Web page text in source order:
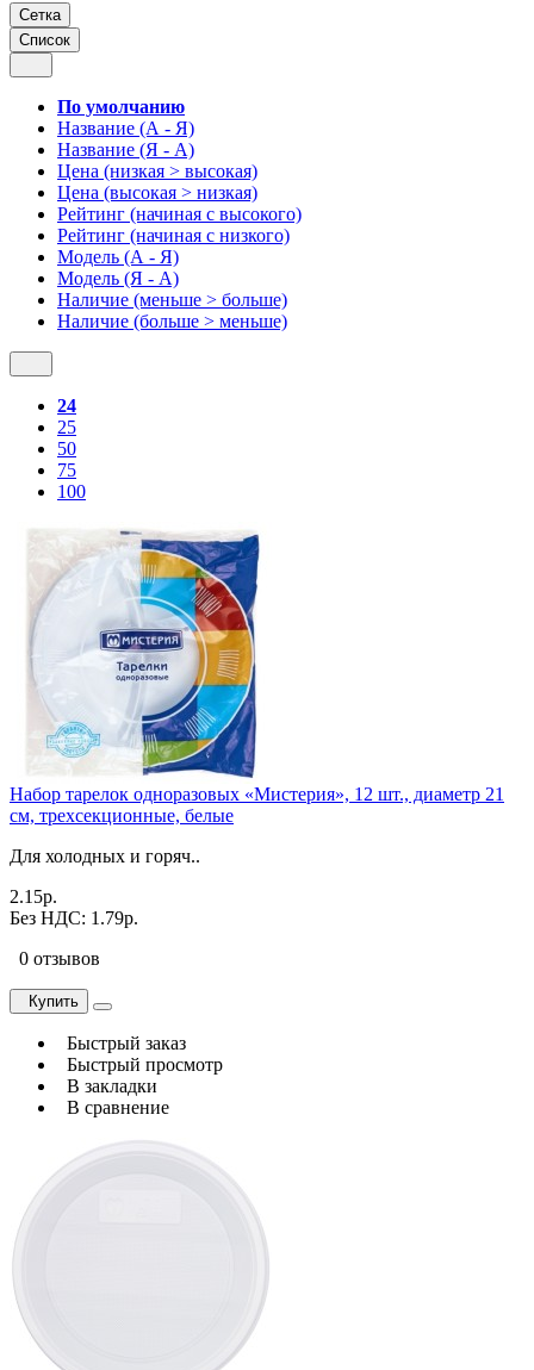
Сетка
Список
По умолчанию
Название (А - Я)
Название (Я - А)
Цена (низкая > высокая)
Цена (высокая > низкая)
Рейтинг (начиная с высокого)
Рейтинг (начиная с низкого)
Модель (А - Я)
Модель (Я - А)
Наличие (меньше > больше)
Наличие (больше > меньше)
24
25
50
75
100
Набор тарелок одноразовых «Мистерия», 12 шт., диаметр 21
см, трехсекционные, белые
Для холодных и горяч..
2.15р.
Без НДС: 1.79р.
0 отзывов
Купить
Быстрый заказ
Быстрый просмотр
В закладки
В сравнение